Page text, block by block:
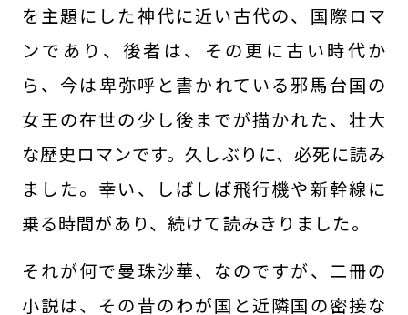
を主題にした神代に近い古代の、国際ロマ
ンであり、後者は、その更に古い時代か
ら、今は卑弥呼と書かれている邪馬台国の
女王の在世の少し後までが描かれた、壮大
な歴史ロマンです。久しぶりに、必死に読み
ました。幸い、しばしば飛行機や新幹線に
乗る時間があり、続けて読みきりました。
それが何で曼珠沙華、なのですが、二冊の
小説は、その昔のわが国と近隣国の密接な